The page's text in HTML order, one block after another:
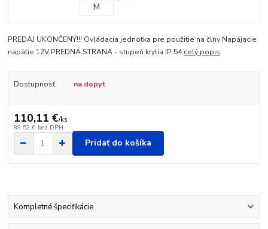
PREDAJ UKONČENÝ!!! Ovládacia jednotka pre použitie na člny Napájacie
napätie 12V PREDNÁ STRANA - stupeň krytia IP 54celý popis
Dostupnosť na dopyt
110,11 €/ks
89,52 € bez DPH
Pridať do košíka
Kompletné špecifikácie